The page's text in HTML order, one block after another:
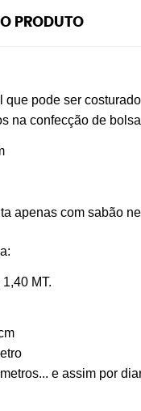
PRODUTO
que pode ser
na confecção de
apenas com sabão
MT.
e assim por